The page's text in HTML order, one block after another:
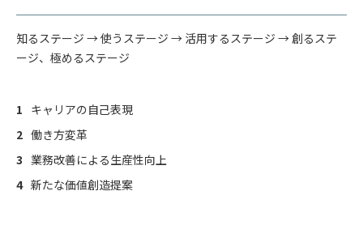
知るステージ → 使うステージ → 活用するステージ → 創るステ
ージ、極めるステージ
キャリアの自己表現
働き方変革
業務改善による生産性向上
新たな価値創造提案